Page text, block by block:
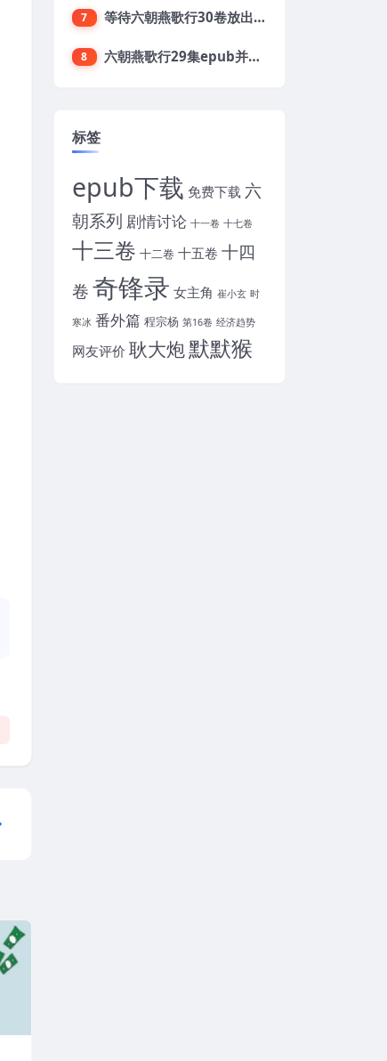
7 等待六朝燕歌行30卷放出上集之第六章阖家献祝
8 六朝燕歌行29集epub并期待下载六朝三十集
标签
epub下载 免费下载 六
朝系列 剧情讨论 十一卷 十七卷
十三卷 十二卷 十五卷 十四
卷奇锋录 女主角 崔小玄 时
寒冰 番外篇 程宗杨 第16卷 经济趋势
网友评价 耿大炮默默猴